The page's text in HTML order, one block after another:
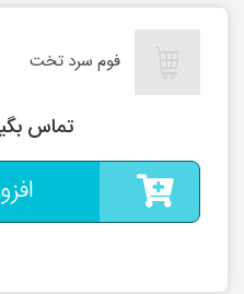
فوم سرد تخت
تماس